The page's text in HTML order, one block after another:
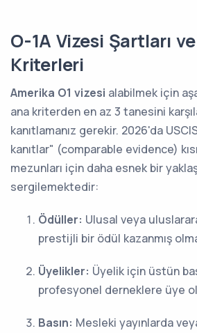
O-1A Vizesi Şartları
Kriterleri
Amerika O1 vizesi alabilmek için
ana kriterden en az 3 tanesini
kanıtlamanız gerekir. 2026'da
kanıtlar" (comparable evidence)
mezunları için daha esnek bir
sergilemektedir:
Ödüller: Ulusal veya
prestijli bir ödül kazanmış
Üyelikler: Üyelik için üstün
profesyonel derneklere üye
Basın: Mesleki yayınlarda